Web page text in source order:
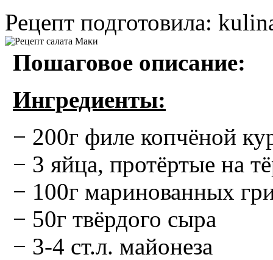
Рецепт подготовила:
Пошаговое описание:
Ингредиенты:
− 200г филе копчёной
− 3 яйца, протёртые на
− 100г маринованных
− 50г твёрдого сыра
− 3-4 ст.л. майонеза